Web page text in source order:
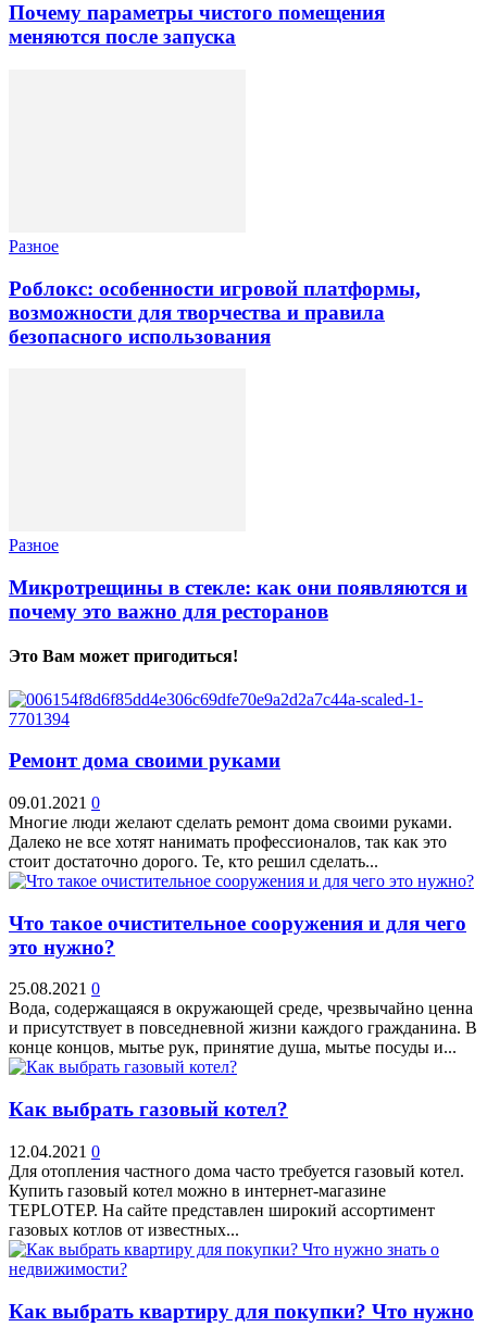
Почему параметры чистого помещения
меняются после запуска
Разное
Роблокс: особенности игровой платформы,
возможности для творчества и правила
безопасного использования
Разное
Микротрещины в стекле: как они появляются и
почему это важно для ресторанов
Это Вам может пригодиться!
Ремонт дома своими руками
09.01.2021 0
Многие люди желают сделать ремонт дома своими руками.
Далеко не все хотят нанимать профессионалов, так как это
стоит достаточно дорого. Те, кто решил сделать...
Что такое очистительное сооружения и для чего
это нужно?
25.08.2021 0
Вода, содержащаяся в окружающей среде, чрезвычайно ценна
и присутствует в повседневной жизни каждого гражданина. В
конце концов, мытье рук, принятие душа, мытье посуды и...
Как выбрать газовый котел?
12.04.2021 0
Для отопления частного дома часто требуется газовый котел.
Купить газовый котел можно в интернет-магазине
TEPLOTEP. На сайте представлен широкий ассортимент
газовых котлов от известных...
Как выбрать квартиру для покупки? Что нужно